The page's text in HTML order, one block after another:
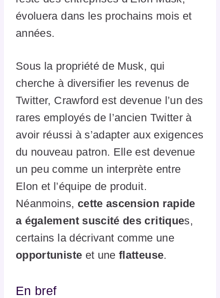
évoluera dans les prochains mois et
années.
Sous la propriété de Musk, qui
cherche à diversifier les revenus de
Twitter, Crawford est devenue l’un des
rares employés de l’ancien Twitter à
avoir réussi à s’adapter aux exigences
du nouveau patron. Elle est devenue
un peu comme un interprète entre
Elon et l’équipe de produit.
Néanmoins, cette ascension rapide
a également suscité des critiques,
certains la décrivant comme une
opportuniste et uneflatteuse.
En bref